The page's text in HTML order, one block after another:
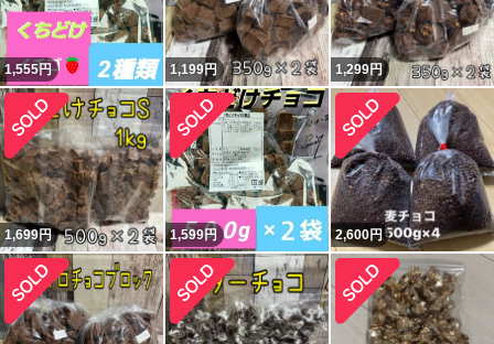
1,555円 1,199円 1,299円
1,699円 1,599円 2,600円